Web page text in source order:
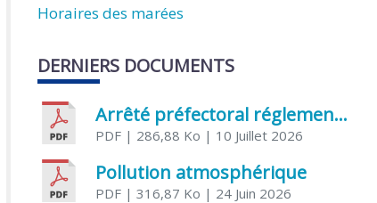
Horaires des marées
DERNIERS DOCUMENTS
Arrêté préfectoral réglementant l’usage de l’eau
PDF | 286,88 Ko | 10 Juillet 2026
Pollution atmosphérique
PDF | 316,87 Ko | 24 Juin 2026